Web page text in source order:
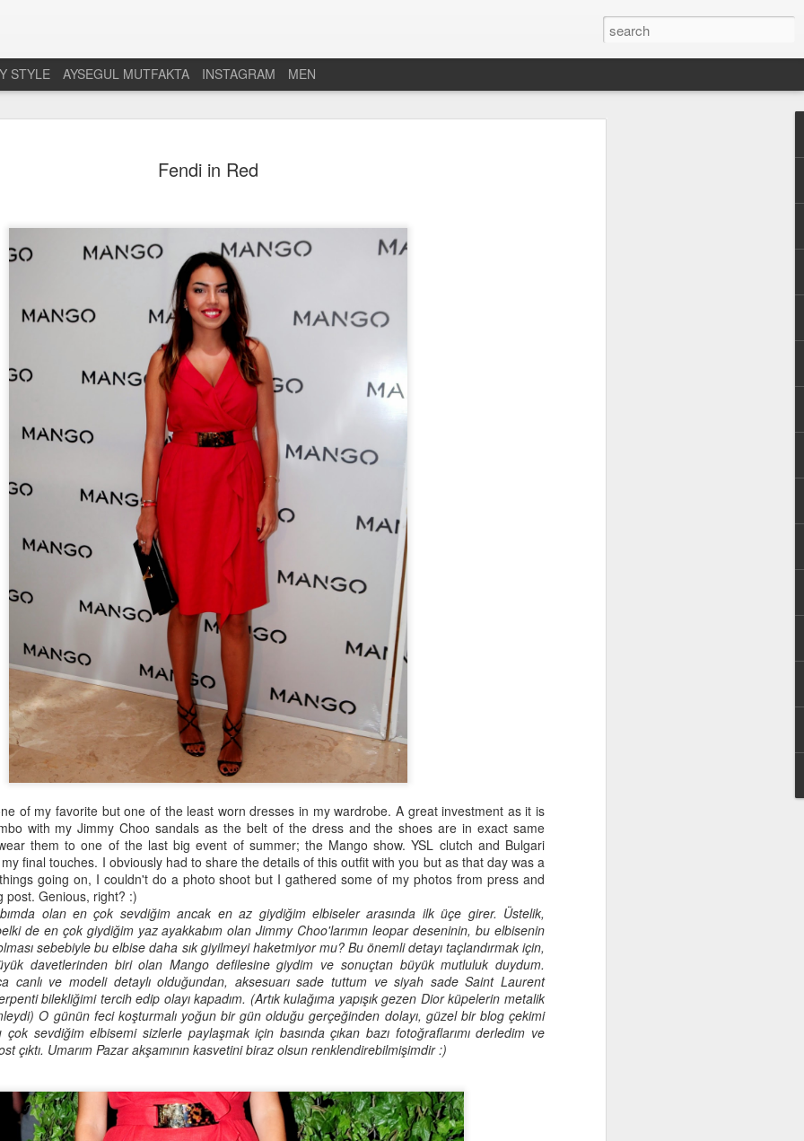
Fendi in Red
of my favorite but one of the least worn dresses in my wardrobe. A great investment as it is
with my Jimmy Choo sandals as the belt of the dress and the shoes are in exact same
them to one of the last big event of summer; the Mango show. YSL clutch and Bulgari
final touches. I obviously had to share the details of this outfit with you but as that day was a
going on, I couldn't do a photo shoot but I gathered some of my photos from press and
post. Genious, right? :)
olan en çok sevdiğim ancak en az giydiğim elbiseler arasında ilk üçe girer. Üstelik,
de en çok giydiğim yaz ayakkabım olan Jimmy Choo'larımın leopar deseninin, bu elbisenin
sebebiyle bu elbise daha sık giyilmeyi haketmiyor mu? Bu önemli detayı taçlandırmak için,
davetlerinden biri olan Mango defilesine giydim ve sonuçtan büyük mutluluk duydum.
canlı ve modeli detaylı olduğundan, aksesuarı sade tuttum ve siyah sade Saint Laurent
bilekliğimi tercih edip olayı kapadım. (Artık kulağıma yapışık gezen Dior küpelerin metalik
O günün feci koşturmalı yoğun bir gün olduğu gerçeğinden dolayı, güzel bir blog çekimi
çok sevdiğim elbisemi sizlerle paylaşmak için basında çıkan bazı fotoğraflarımı derledim ve
çıktı. Umarım Pazar akşamının kasvetini biraz olsun renklendirebilmişimdir :)
STYLE AYSEGUL MUTFAKTA INSTAGRAM MEN
8
cevap
derinlikleri olan bir uzmanlık alanı. Biz tüketiciler için ise tüm
bunların üzerine bir de maruz kaldığımız bilgi kirliliği eklenince
cildimize ne yaptırmalıyız? Hangi ürünler gerçekten faydalı? gibi
konularda bazen ne yapacağımızı şaşırıyoruz. Ben sizlere gerek
buradaki yazılarımdan gerekse instagram'daki paylaşımlarımdan
kendi günlük cilt bakımı rutinimi ve gerçekten fayda gördüğüm
ürünleri paylaşıyorum. Ancak güzel bir cildin ilk adımı derinlemesine
temizleme ve bu konuda da, yıllardır cildimi emanet ettiğim uzman
Emine Saraç. Kendisi devamlı araştıran, her cilde ihtiyacı
doğrultusunda işlem yapan ve çok kişinin tedavi edemediği cilt
sorunlarını dahi düzeltebilen çok çok başarılı bir uzman. Ayrıca bazı
ilaçlarını da kendi yapıyor yani içeriklere de çok hakim, o yüzden
hastalarına uyguladığı yeni yöntemleri ince ince araştırıp ancak
uygun bulursa kliniğine getiren bir insan. Sizlerden en çok gelen
soruları kendisine yönelttim, o da detaylıca cevapladı. İyi okumalar
SEP
11
3 Must Have Shoes for
Autumn
Autumn serves the perfect
weather for a stylish look as the
temperatures drop slowly, you
start craving for warmer clothes
which gives the best opportunity
for layering (yaay) In Autumn, I
love wearing mules and slippers
with dresses and cardigans
however I know that resisting to
winter boots is also a difficult
business. To sum it up, I have
chosen 3 Must Have Shoes for
these pieces will immediately
elevate your style.
SEP
8
Balık Köftesi Tarifi
İşten eve geldiniz, ne yesek
diye düşünüp düşünüp eliniz
sipariş vermek için telefona gitti...
alışverişlerinize konserve balık
eklediğinizde artık kolayca
yapabileceğiniz bir yemek
mevcut. Balık köftesi tarifi başlığı
sizi korkutmasın. Bir
süpermarketten gelen tanıtım
paketinde gördüğüm konserve
palamut, beni bu denemeye itti ve
sonuç gerçekten çok güzel oldu.
SEP
4
4 Fashion Trends You
Should Know about
Autumn
Summer is officially over but the
temperatures didn't entirely drop
yet. A transition from Summer to
Autumn shouldn't be only about
throwing on a leather jacket. Here
are the 4 trends that will help you
shape your Autumn style and be
stylish.
Kolay Granola Tarifi
Tatil günleri dışarıda kahvaltı edip insta-friendly fotoğraflar çekmek
günümüzün (well, son yılların) trendi olsa da, trafiğe girmeden,
için sıra beklemeden, en önemlisi pijamanla, kendi mutfağında
yapıp kitaplara göz gezdirerek kahvaltı etmek en güzel Pazar
değil de ne? Ben bu örneğe bir de bonus ekliyorum. Bu ev
uygun. Duble bonus olarak da bu tarif sağlıklı yani şekerden fakir.
daha ne olsun? Kolay granola tarifim ile ev yapımı granola'nın ne
basit olduğununa inanamayacaksınız.